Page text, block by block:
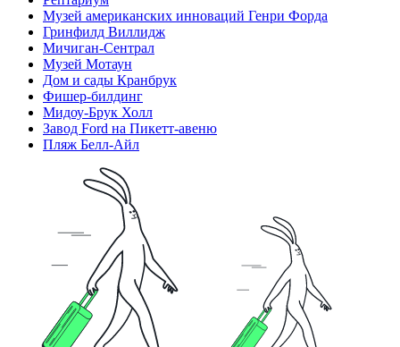
Музей американских инноваций Генри Форда
Гринфилд Виллидж
Мичиган-Сентрал
Музей Мотаун
Дом и сады Кранбрук
Фишер-билдинг
Мидоу-Брук Холл
Завод Ford на Пикетт-авеню
Пляж Белл-Айл